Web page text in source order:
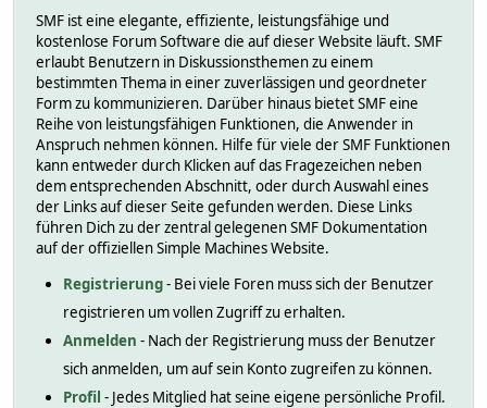
SMF ist eine elegante, effiziente, leistungsfähige und
kostenlose Forum Software die auf dieser Website läuft. SMF
erlaubt Benutzern in Diskussionsthemen zu einem
bestimmten Thema in einer zuverlässigen und geordneter
Form zu kommunizieren. Darüber hinaus bietet SMF eine
Reihe von leistungsfähigen Funktionen, die Anwender in
Anspruch nehmen können. Hilfe für viele der SMF Funktionen
kann entweder durch Klicken auf das Fragezeichen neben
dem entsprechenden Abschnitt, oder durch Auswahl eines
der Links auf dieser Seite gefunden werden. Diese Links
führen Dich zu der zentral gelegenen SMF Dokumentation
auf der offiziellen Simple Machines Website.
Registrierung- Bei viele Foren muss sich der Benutzer
registrieren um vollen Zugriff zu erhalten.
Anmelden - Nach der Registrierung muss der Benutzer
sich anmelden, um auf sein Konto zugreifen zu können.
Profil - Jedes Mitglied hat seine eigene persönliche Profil.